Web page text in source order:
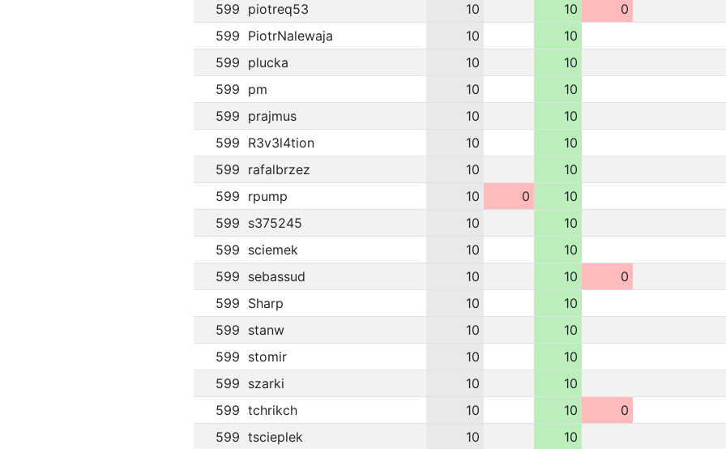
599 piotreq53 10 10
0
599 PiotrNalewaja 10
10
599 plucka 10
10
599 pm 10
10
599 prajmus 10
10
599 R3v3l4tion 10
10
599 rafalbrzez 10
10
599 rpump 10 0
10
599 s375245 10
10
599 sciemek 10
10
599 sebassud 10 10
0
599 Sharp 10
10
599 stanw 10
10
599 stomir 10
10
599 szarki 10
10
599 tchrikch 10 10
0
599 tscieplek 10
10